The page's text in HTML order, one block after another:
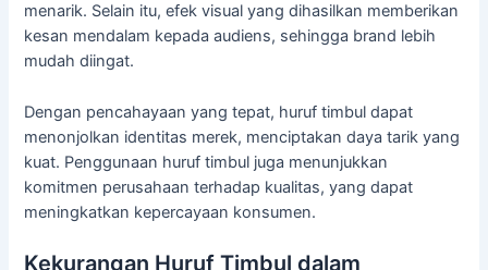
menarik. Selain itu, efek visual yang dihasilkan memberikan
kesan mendalam kepada audiens, sehingga brand lebih
mudah diingat.
Dengan pencahayaan yang tepat, huruf timbul dapat
menonjolkan identitas merek, menciptakan daya tarik yang
kuat. Penggunaan huruf timbul juga menunjukkan
komitmen perusahaan terhadap kualitas, yang dapat
meningkatkan kepercayaan konsumen.
Kekurangan Huruf Timbul dalam